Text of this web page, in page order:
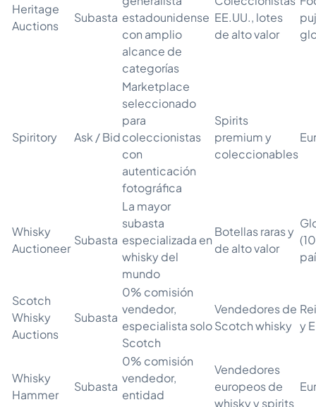
Heritage
Auctions
Subasta estadounidense
con amplio
alcance de
categorías
EE.UU., lotes
de alto valor
Spiritory Ask / Bid
Marketplace
seleccionado
para
coleccionistas
con
autenticación
fotográfica
Spirits
premium y
coleccionables
Whisky
Auctioneer
Subasta
La mayor
subasta
especializada en
whisky del
mundo
Botellas raras y
de alto valor
Scotch
Whisky
Auctions
Subasta
0% comisión
vendedor,
especialista solo
Scotch
Vendedores de
Scotch whisky y
Whisky
Hammer
Subasta
0% comisión
vendedor,
entidad
Vendedores
europeos de
whisky y spirits